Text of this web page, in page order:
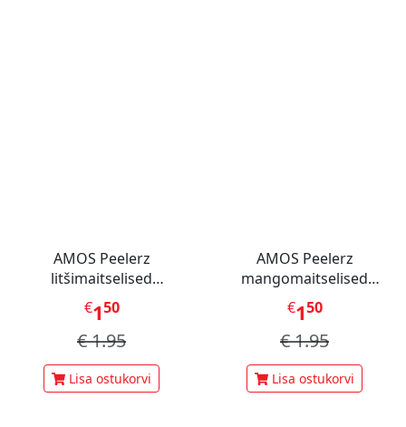
AMOS Peelerz
litšimaitselised
kummikommid 65 g
€150
€1.95
Lisa ostukorvi
AMOS Peelerz
mangomaitselised
kummikommid 65 g
€150
€1.95
Lisa ostukorvi